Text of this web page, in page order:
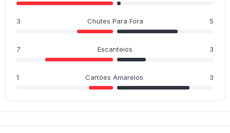
3 Chutes Para Fora 5
7 Escanteios 3
1 Cartões Amarelos 3